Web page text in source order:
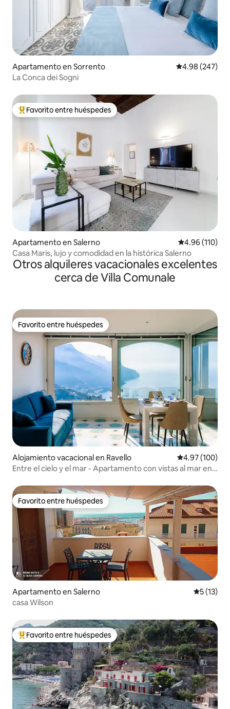
Apartamento en Sorrento Calificación
4.98 (247)
La Conca dei Sogni
Favorito entre huéspedes preferido
Favorito entre huéspedes
Apartamento en Salerno Calificación
4.96 (110)
Casa Maris, lujo y comodidad en la histórica Salerno
Otros alquileres vacacionales excelentes
cerca de Villa Comunale
Favorito entre huéspedes
Favorito entre huéspedes
Alojamiento vacacional en Ravello Calificación
4.97 (100)
Entre el cielo y el mar - Apartamento con vistas al mar en
Favorito entre huéspedes
Favorito entre huéspedes
Apartamento en Salerno
5 (13)
casa Wilson
Favorito entre huéspedes preferido
Favorito entre huéspedes